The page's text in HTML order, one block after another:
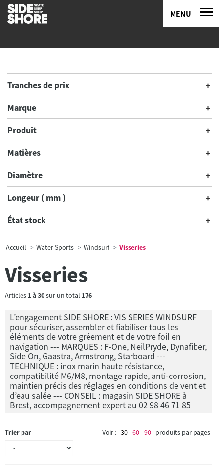
MENU
Tranches de prix
Marque
Produit
Matières
Diamètre
Longeur ( mm )
État stock
Accueil Water Sports Windsurf Visseries
Visseries
Articles 1à30sur un total 176
L’engagement SIDE SHORE : VIS SERIES WINDSURF
pour sécuriser, assembler et fiabiliser tous les
éléments de votre gréement et de votre foil en
navigation --- MARQUES : F-One, NeilPryde, Dynafiber,
Side On, Gaastra, Armstrong, Starboard ---
TECHNIQUE : inox marin haute résistance,
compatibilité M6/M8, montage rapide, anti-corrosion,
maintien précis des réglages en conditions de vent et
d’eau salée --- CONSEIL : magasin SIDE SHORE à
Brest, accompagnement expert au 02 98 46 71 85
Trier par Voir : 30 60 90 produits par pages